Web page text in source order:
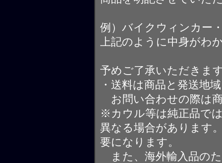
例）バイクウィンカー
上記のように中身がわ
予めご了承いただきま
・送料は商品と発送地
お問い合わせの際は
※カウル等は純正品で
異なる場合があります
要になります。
また、海外輸入品の